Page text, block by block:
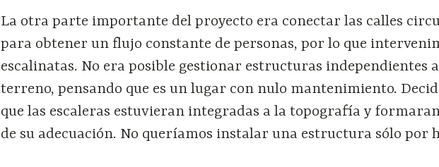
La otra parte importante del proyecto era conectar las calles
para obtener un flujo constante de personas, por lo que
escalinatas. No era posible gestionar estructuras independientes
terreno, pensando que es un lugar con nulo mantenimiento.
que las escaleras estuvieran integradas a la topografía y
de su adecuación. No queríamos instalar una estructura sólo por